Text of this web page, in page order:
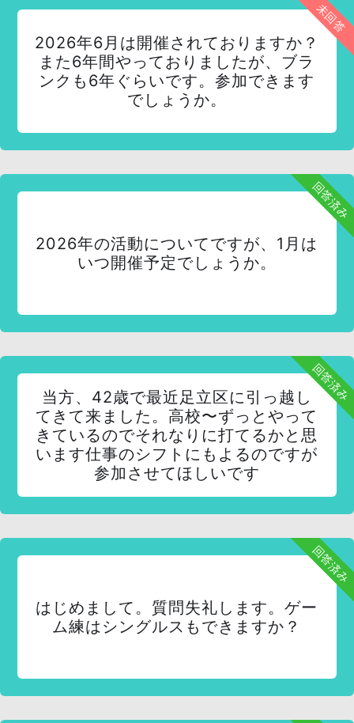
未回答
2026年6月は開催されておりますか？
また6年間やっておりましたが、ブラ
ンクも6年ぐらいです。参加できます
でしょうか。
回答済み
2026年の活動についてですが、1月は
いつ開催予定でしょうか。
回答済み
当方、42歳で最近足立区に引っ越し
てきて来ました。高校〜ずっとやって
きているのでそれなりに打てるかと思
います仕事のシフトにもよるのですが
参加させてほしいです
回答済み
はじめまして。質問失礼します。ゲー
ム練はシングルスもできますか？